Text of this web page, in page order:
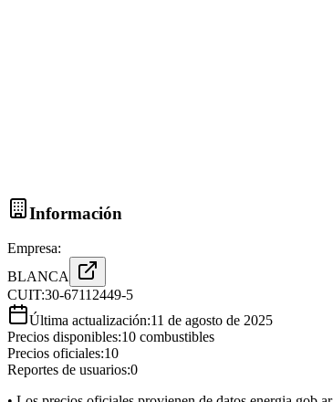
Información
Empresa:
BLANCA
CUIT:30-67112449-5
Última actualización:11 de agosto de 2025
Precios disponibles:10 combustibles
Precios oficiales:10
Reportes de usuarios:0